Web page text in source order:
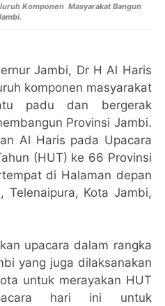
Komponen Masyarakat Bangun
Jambi, Dr H Al Haris
komponen masyarakat
padu dan bergerak
Provinsi Jambi.
Al Haris pada Upacara
(HUT) ke 66 Provinsi
di Halaman depan
Telenaipura, Kota Jambi,
upacara dalam rangka
yang juga dilaksanakan
untuk merayakan HUT
hari ini untuk